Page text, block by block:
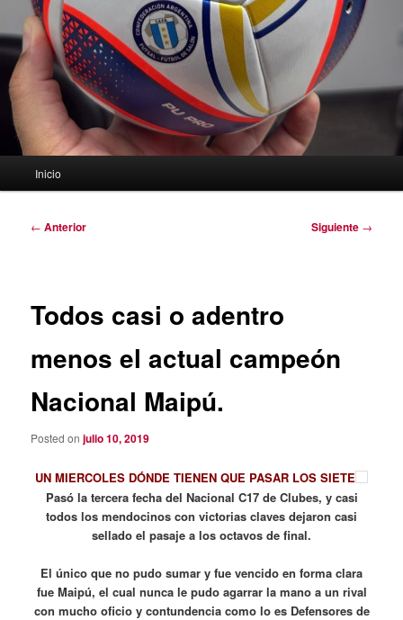
Inicio
Navegación
← Anterior Siguiente →
Todos casi o adentro
menos el actual campeón
Nacional Maipú.
Posted onjulio 10, 2019
UN MIERCOLES DÓNDE TIENEN QUE PASAR LOS SIETE
Pasó latercera fecha del Nacional C17 de Clubes, y casi
todos los mendocinos con victorias claves dejaron casi
sellado el pasaje a los octavos de final.
El único que no pudo sumar y fue vencido en forma clara
fue Maipú, el cual nunca le pudo agarrar la mano a un rival
con mucho oficio y contundencia como lo es Defensores de